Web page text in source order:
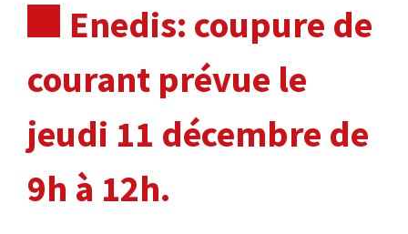
Enedis: coupure de
courant prévue le
jeudi 11 décembre de
9h à 12h.